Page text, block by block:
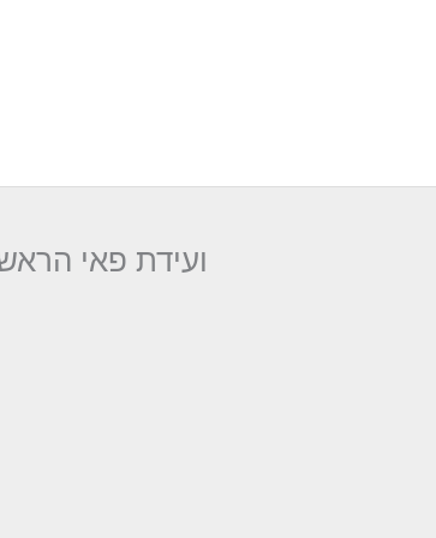
ועידת פאי הראשונה: הרצאות ה-26